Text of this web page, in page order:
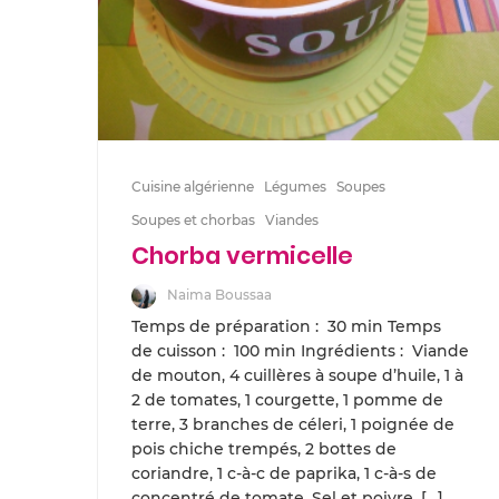
Cuisine algérienne Légumes Soupes
Soupes et chorbas Viandes
Chorba vermicelle
Naima Boussaa
Temps de préparation : 30 min Temps
de cuisson : 100 min Ingrédients : Viande
de mouton, 4 cuillères à soupe d’huile, 1 à
2 de tomates, 1 courgette, 1 pomme de
terre, 3 branches de céleri, 1 poignée de
pois chiche trempés, 2 bottes de
coriandre, 1 c-à-c de paprika, 1 c-à-s de